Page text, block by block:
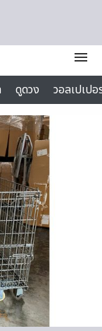
menu
ดูดวง
วอลเปเป